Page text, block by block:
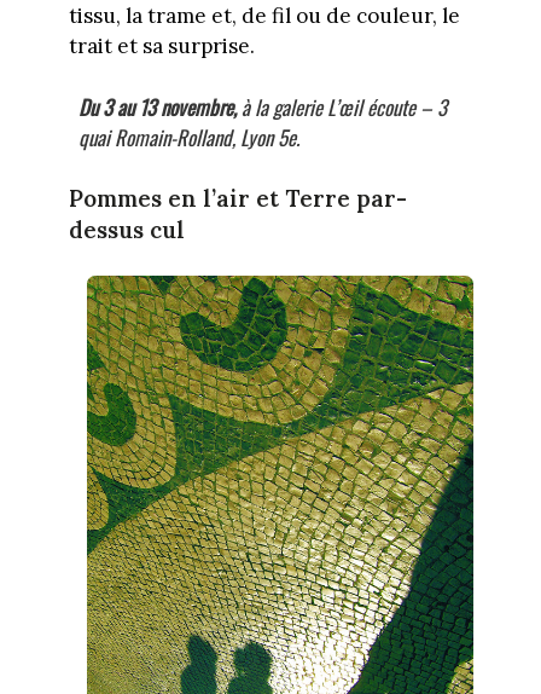
tissu, la trame et, de fil ou de couleur, le
trait et sa surprise.
Du 3 au 13 novembre,à la galerie L’œil écoute – 3
quai Romain-Rolland, Lyon 5e.
Pommes en l’air et Terre par-
dessus cul